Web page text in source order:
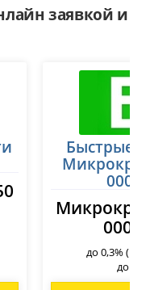
заявкой и
Быстрые
000
000
до 0,3%
до 45